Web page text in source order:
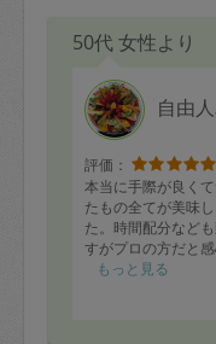
50代 女性より
自由
評価：
本当に手際が良く
たもの全てが美味
た。時間配分など
すがプロの方だと
高でした！次回も
もっと見る